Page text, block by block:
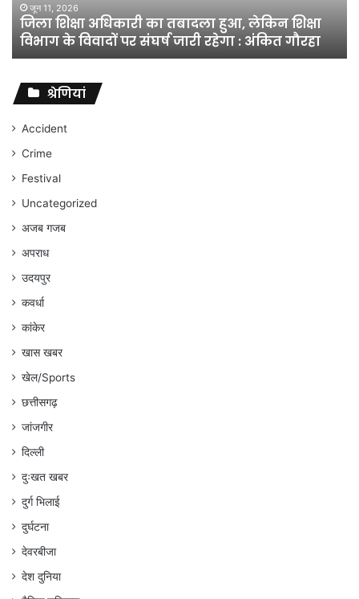
शिक्षा
विभाग
विवादों
संघर्ष
जारी
रहेगा
अंकित
गौरहा
जून 11, 2026
जिला शिक्षा अधिकारी का तबादला हुआ, लेकिन शिक्षा
विभाग के विवादों पर संघर्ष जारी रहेगा : अंकित गौरहा
श्रेणियां
Accident
Crime
Festival
Uncategorized
अजब गजब
अपराध
उदयपुर
कवर्धा
कांकेर
खास खबर
खेल/Sports
छत्तीसगढ़
जांजगीर
दिल्ली
दुःखत खबर
दुर्ग भिलाई
दुर्घटना
देवरबीजा
देश दुनिया